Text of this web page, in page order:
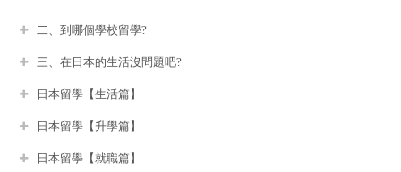
二、到哪個學校留學?
三、在日本的生活沒問題吧?
日本留學【生活篇】
日本留學【升學篇】
日本留學【就職篇】